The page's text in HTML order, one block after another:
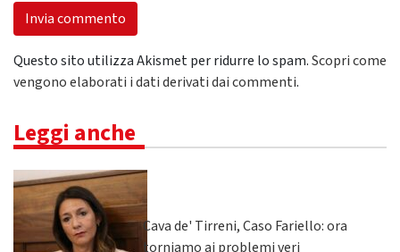
Questo sito utilizza Akismet per ridurre lo spam.Scopri come
vengono elaborati i dati derivati dai commenti.
Leggi anche
Cava de' Tirreni, Caso Fariello: ora
torniamo ai problemi veri